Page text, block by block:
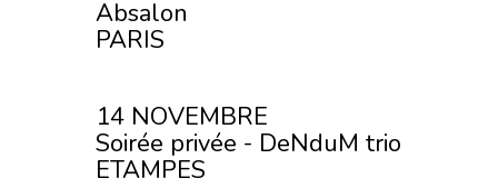
Absalon
PARIS
14 NOVEMBRE
Soirée privée - DeNduM trio
ETAMPES